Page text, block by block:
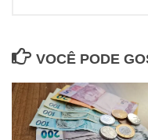
VOCÊ PODE